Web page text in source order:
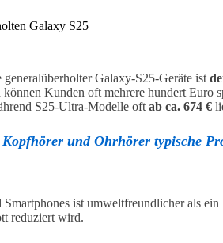
Galaxy S25
Galaxy-S25-Geräte ist
Kunden oft mehrere hundert Euro
S25-Ultra-Modelle oft ab ca. 674 €
und Ohrhörer typische
ist umweltfreundlicher als
reduziert wird.